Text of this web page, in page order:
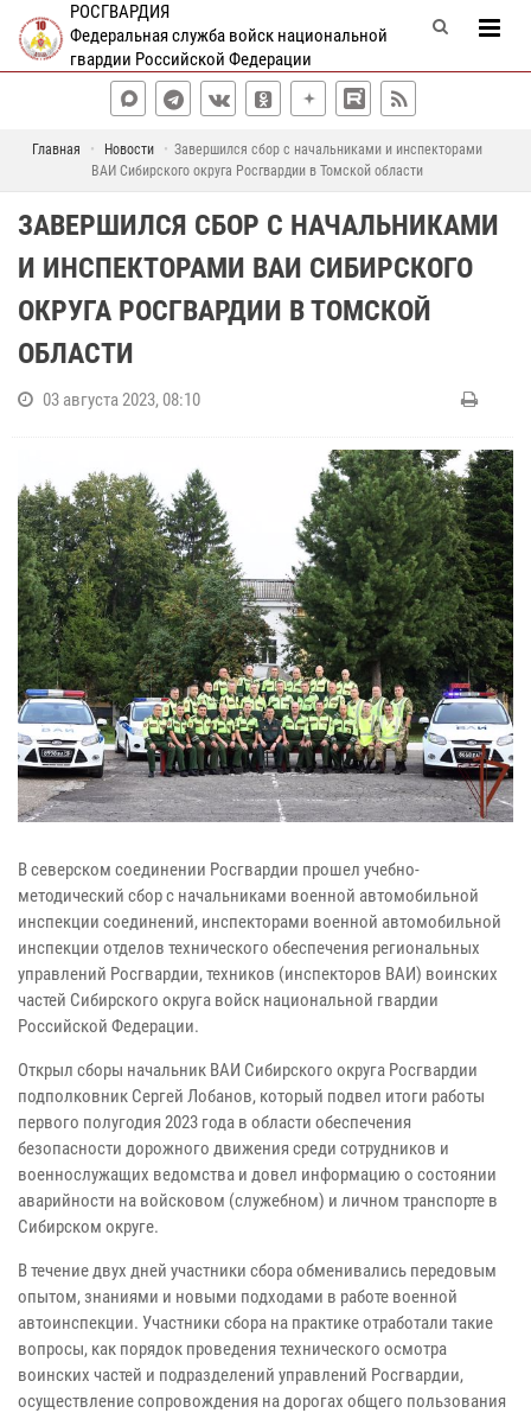
РОСГВАРДИЯ
Федеральная служба войск национальной
гвардии Российской Федерации
Главная Новости
Завершился сбор с начальниками и инспекторами
ВАИ Сибирского округа Росгвардии в Томской области
ЗАВЕРШИЛСЯ СБОР С НАЧАЛЬНИКАМИ
И ИНСПЕКТОРАМИ ВАИ СИБИРСКОГО
ОКРУГА РОСГВАРДИИ В ТОМСКОЙ
ОБЛАСТИ
03 августа 2023, 08:10
В северском соединении Росгвардии прошел учебно-
методический сбор с начальниками военной автомобильной
инспекции соединений, инспекторами военной автомобильной
инспекции отделов технического обеспечения региональных
управлений Росгвардии, техников (инспекторов ВАИ) воинских
частей Сибирского округа войск национальной гвардии
Российской Федерации.
Открыл сборы начальник ВАИ Сибирского округа Росгвардии
подполковник Сергей Лобанов, который подвел итоги работы
первого полугодия 2023 года в области обеспечения
безопасности дорожного движения среди сотрудников и
военнослужащих ведомства и довел информацию о состоянии
аварийности на войсковом (служебном) и личном транспорте в
Сибирском округе.
В течение двух дней участники сбора обменивались передовым
опытом, знаниями и новыми подходами в работе военной
автоинспекции. Участники сбора на практике отработали такие
вопросы, как порядок проведения технического осмотра
воинских частей и подразделений управлений Росгвардии,
осуществление сопровождения на дорогах общего пользования